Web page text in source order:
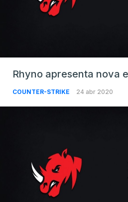
Rhyno apresenta nova
COUNTER-STRIKE 24 abr 2020